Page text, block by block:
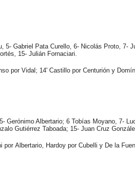
Gabriel Pata Curello, 6- Nicolás Proto, 7-
15- Julián Fornaciari.
por Vidal; 14' Castillo por Centurión y
Albertario; 6 Tobías Moyano, 7-
Gutiérrez Taboada; 15- Juan Cruz
Albertario, Hardoy por Cubelli y De la